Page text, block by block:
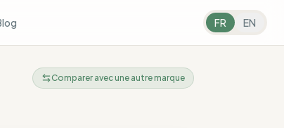
FR EN
Comparer avec une autre marque